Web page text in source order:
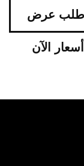
اطلب عرض
أسعار الآن